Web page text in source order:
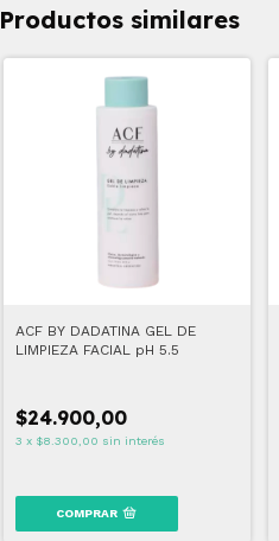
Productos similares
ACF BY DADATINA GEL DE
LIMPIEZA FACIAL pH 5.5
$24.900,00
3 x $8.300,00 sin interés